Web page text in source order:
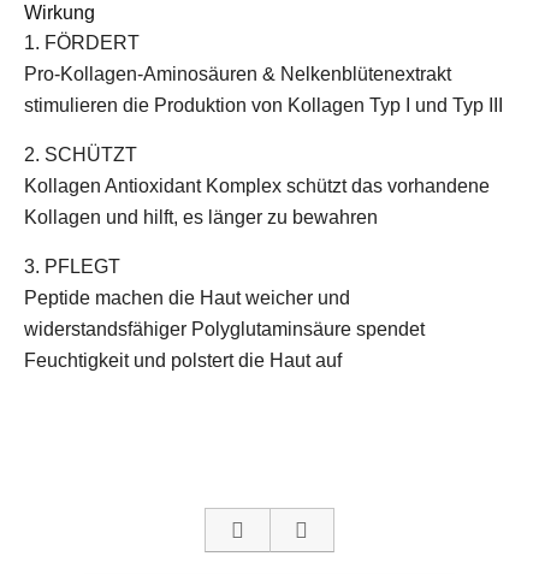
Wirkung
1. FÖRDERT
Pro-Kollagen-Aminosäuren & Nelkenblütenextrakt
stimulieren die Produktion von Kollagen Typ I und Typ III
2. SCHÜTZT
Kollagen Antioxidant Komplex schützt das vorhandene
Kollagen und hilft, es länger zu bewahren
3. PFLEGT
Peptide machen die Haut weicher und
widerstandsfähiger Polyglutaminsäure spendet
Feuchtigkeit und polstert die Haut auf